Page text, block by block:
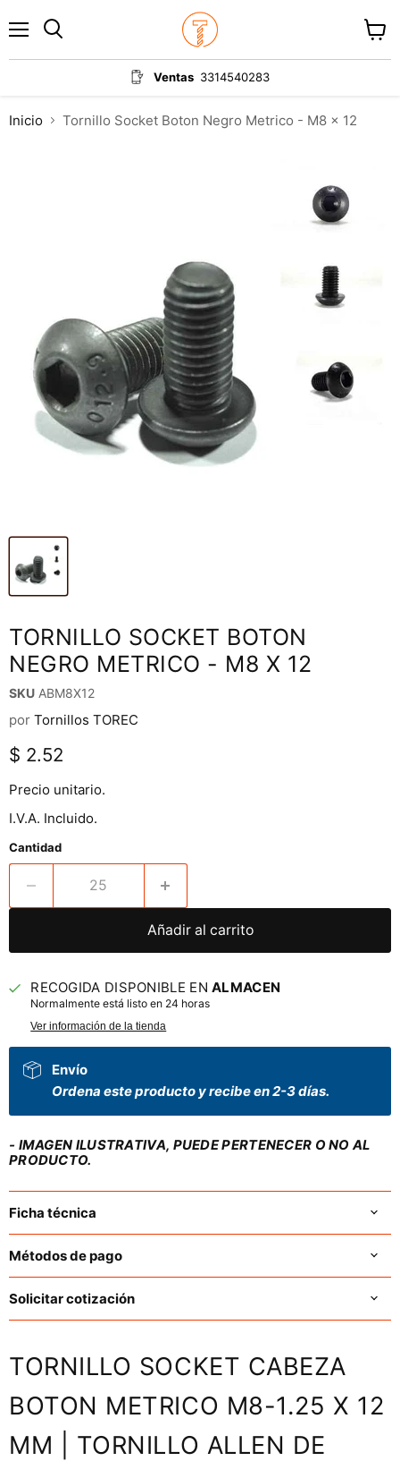
Ventas 3314540283
carrito
Inicio Tornillo Socket Boton Negro Metrico - M8 x 12
TORNILLO SOCKET BOTON
NEGRO METRICO - M8 X 12
SKU ABM8X12
por Tornillos TOREC
Precio actual
$ 2.52
Precio unitario.
I.V.A. Incluido.
Cantidad
Añadir al carrito
RECOGIDA DISPONIBLE ENALMACEN
Normalmente está listo en 24 horas
Ver información de la tienda
Envío
Ordena este producto y recibe en 2-3 días.
- IMAGEN ILUSTRATIVA, PUEDE PERTENECER O NO AL
PRODUCTO.
Ficha técnica
Métodos de pago
Solicitar cotización
TORNILLO SOCKET CABEZA
BOTON METRICO M8-1.25 X 12
MM | TORNILLO ALLEN DE